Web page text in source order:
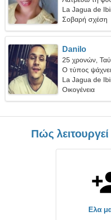
La Jagua de
Σοβαρή σχέση
Danilo
25 χρονών,
Ο τύπος ψάχνει
La Jagua de
Οικογένεια
Πώς
Ελα